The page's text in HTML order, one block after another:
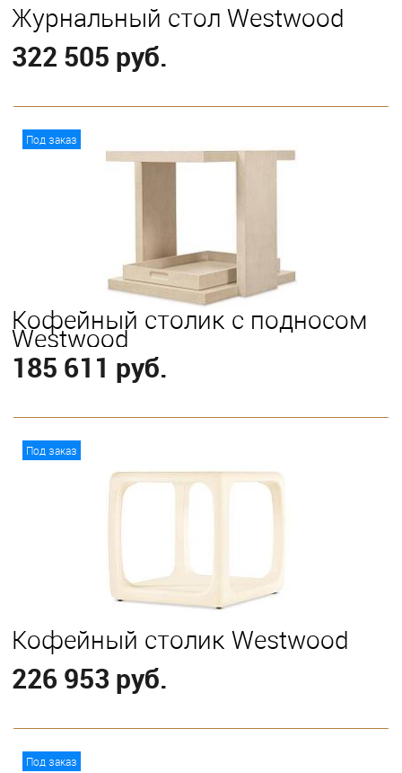
Журнальный стол Westwood
322 505 руб.
Под заказ
Кофейный столик с подносом
Westwood
185 611 руб.
Под заказ
Кофейный столик Westwood
226 953 руб.
Под заказ